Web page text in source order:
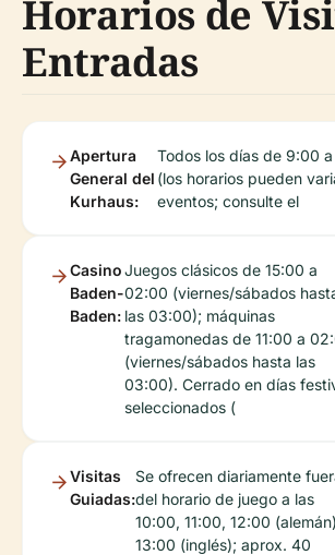
Horarios de
Entradas
Apertura
General del
Kurhaus:
Todos los días de 9:00
(los horarios pueden
eventos; consulte el
Casino
Baden-
Baden:
Juegos clásicos de 15:00 a
02:00 (viernes/sábados
las 03:00); máquinas
tragamonedas de 11:00 a
(viernes/sábados hasta las
03:00). Cerrado en días
seleccionados (
Visitas
Guiadas:
Se ofrecen diariamente
del horario de juego a las
10:00, 11:00, 12:00
13:00 (inglés); aprox. 40